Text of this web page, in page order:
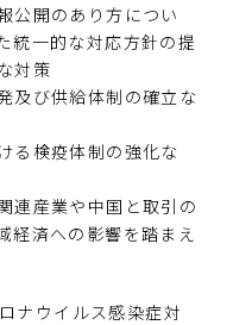
公開のあり方につい
統一的な対応方針の提
対策
及び供給体制の確立な
る検疫体制の強化な
連産業や中国と取引の
経済への影響を踏まえ
ナウイルス感染症対